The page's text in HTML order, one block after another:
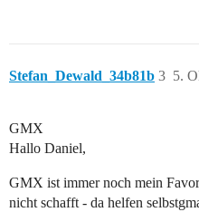
Stefan_Dewald_34b81b 5.
3
GMX
Hallo Daniel,
GMX ist immer noch mein
nicht schafft - da helfen